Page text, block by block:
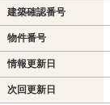
建築確認番号
物件番号
情報更新日
次回更新日